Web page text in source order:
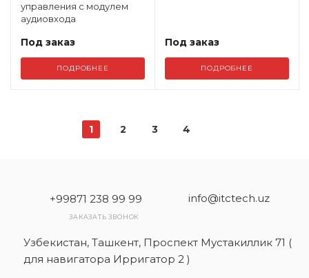
управления с модулем
аудиовхода
Под заказ
ПОДРОБНЕЕ
Под заказ
ПОДРОБНЕЕ
1 2 3 4
+99871 238 99 99
ЗАКАЗАТЬ ЗВОНОК
info@itctech.uz
Узбекистан, Ташкент, Проспект Мустакиллик 71 (
для навигатора Ирригатор 2 )